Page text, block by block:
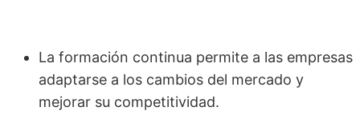
La formación continua permite a las empresas
adaptarse a los cambios del mercado y
mejorar su competitividad.